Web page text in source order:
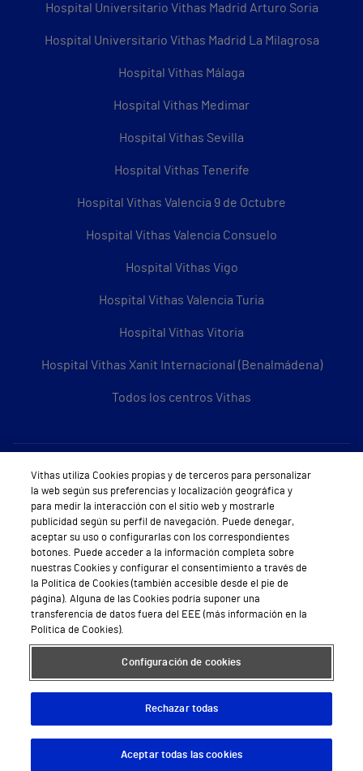
Hospital Universitario Vithas Madrid Arturo Soria
Hospital Universitario Vithas Madrid La Milagrosa
Hospital Vithas Málaga
Hospital Vithas Medimar
Hospital Vithas Sevilla
Hospital Vithas Tenerife
Hospital Vithas Valencia 9 de Octubre
Hospital Vithas Valencia Consuelo
Hospital Vithas Vigo
Hospital Vithas Valencia Turia
Hospital Vithas Vitoria
Hospital Vithas Xanit Internacional (Benalmádena)
Todos los centros Vithas
Sobre Vithas
Quiénes somos
Trabajar en Vithas
Teléfono Cita Médica
Teléfono Atención al Cliente
Política de seguridad y salud en el trabajo
Conoce a Supervita
Aviso Legal Política de cookies Política de privacidad Mapa web Protección de datos
Descargar App
Vithas utiliza Cookies propias y de terceros para personalizar
la web según sus preferencias y localización geográfica y
para medir la interacción con el sitio web y mostrarle
publicidad según su perfil de navegación. Puede denegar,
aceptar su uso o configurarlas con los correspondientes
botones. Puede acceder a la información completa sobre
nuestras Cookies y configurar el consentimiento a través de
la Política de Cookies (también accesible desde el pie de
página). Alguna de las Cookies podría suponer una
transferencia de datos fuera del EEE (más información en la
Política de Cookies).
Configuración de cookies
Rechazar todas
Aceptar todas las cookies